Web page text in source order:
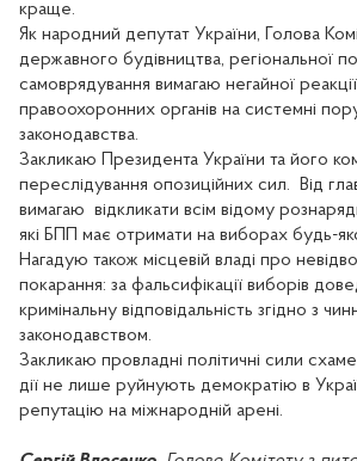
краще.
Як народний депутат України, Голова
державного будівництва, регіональної
самоврядування вимагаю негайної реакції
правоохоронних органів на системні
законодавства.
Закликаю Президента України та його
переслідування опозиційних сил. Від
вимагаю відкликати всім відому
які БПП має отримати на виборах будь-
Нагадую також місцевій владі про
покарання: за фальсифікації виборів
кримінальну відповідальність згідно з
законодавством.
Закликаю провладні політичні сили
дії не лише руйнують демократію в
репутацію на міжнародній арені.